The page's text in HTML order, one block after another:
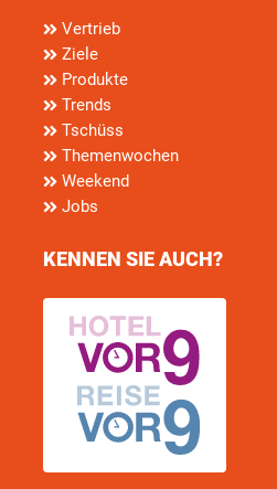
Vertrieb
Ziele
Produkte
Trends
Tschüss
Themenwochen
Weekend
Jobs
KENNEN SIE AUCH?